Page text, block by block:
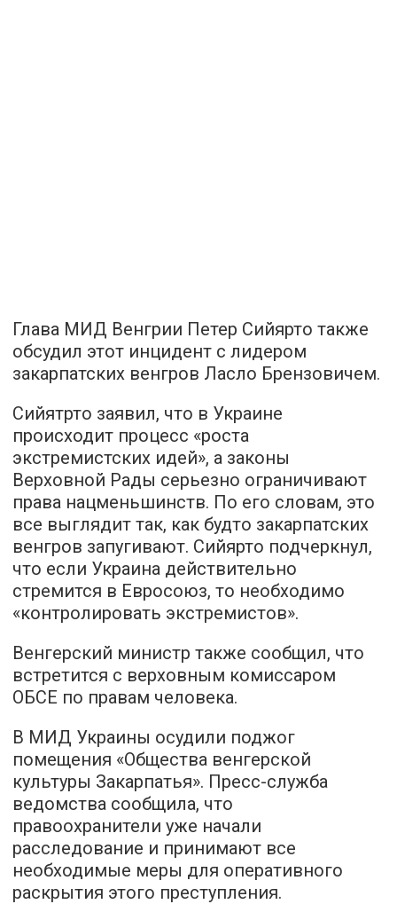
Глава МИД Венгрии Петер Сийярто также
обсудил этот инцидент с лидером
закарпатских венгров Ласло Брензовичем.
Сийятрто заявил, что в Украине
происходит процесс «роста
экстремистских идей», а законы
Верховной Рады серьезно ограничивают
права нацменьшинств. По его словам, это
все выглядит так, как будто закарпатских
венгров запугивают. Сийярто подчеркнул,
что если Украина действительно
стремится в Евросоюз, то необходимо
«контролировать экстремистов».
Венгерский министр также сообщил, что
встретится с верховным комиссаром
ОБСЕ по правам человека.
В МИД Украины осудили поджог
помещения «Общества венгерской
культуры Закарпатья». Пресс-служба
ведомства сообщила, что
правоохранители уже начали
расследование и принимают все
необходимые меры для оперативного
раскрытия этого преступления.